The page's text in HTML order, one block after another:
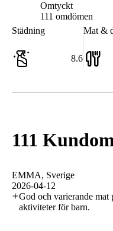
Omtyckt
111 omdömen
Städning
8.6
Mat &
111
EMMA, Sverige
2026-04-12
God och varierande mat
aktiviteter för barn.